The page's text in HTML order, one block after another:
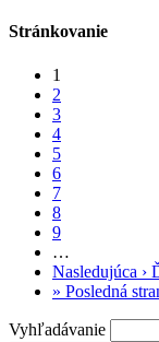
Stránkovanie
1
2
3
4
5
6
7
8
9
…
Nasledujúca ›
» Posledná
Vyhľadávanie